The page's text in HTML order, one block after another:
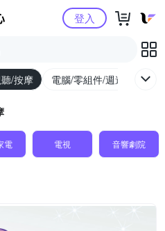
Yahoo購物中心登入
/按摩 電腦/零組件/週邊/遊戲
電 電視 音響劇院